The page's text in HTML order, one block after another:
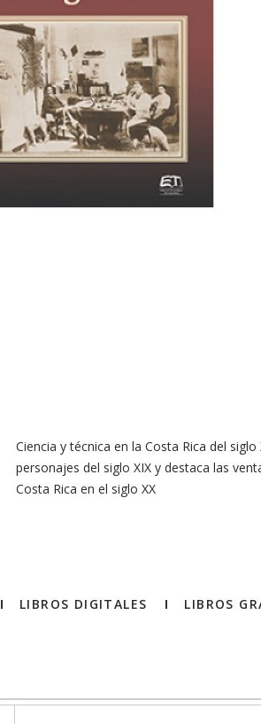
Ciencia y técnica en la Costa Rica del
personajes del siglo XIX y destaca las
Costa Rica en el siglo XX
LIBROS DIGITALES LIBROS